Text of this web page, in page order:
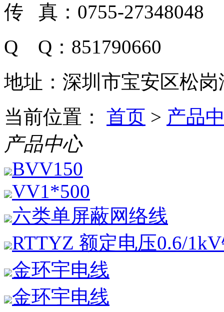
传 真：0755-27348048
Q Q：851790660
地址：深圳市宝安区松
当前位置：
首页 > 产品
产品中心
BVV150
VV1*500
六类单屏蔽网络线
RTTYZ 额定电压0.6/
金环宇电线
金环宇电线